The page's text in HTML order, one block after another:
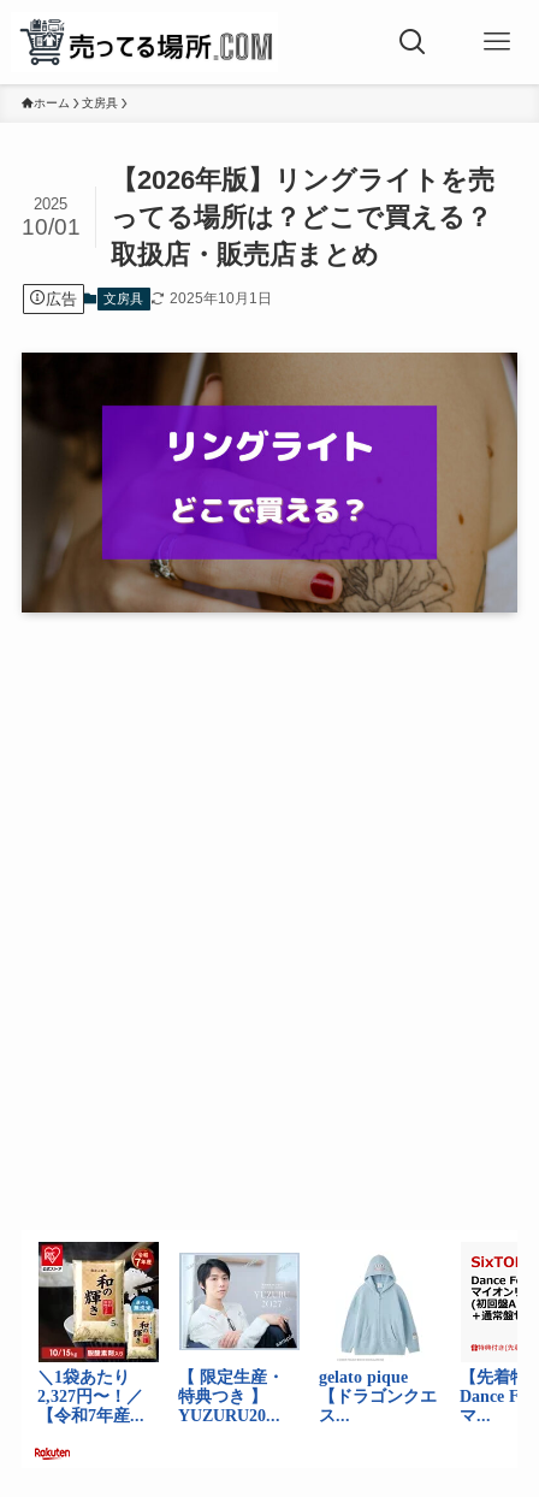
ホーム 文房具
【2026年版】リングライトを売
ってる場所は？どこで買える？
取扱店・販売店まとめ
2025
10/01
広告 文房具 2025年10月1日